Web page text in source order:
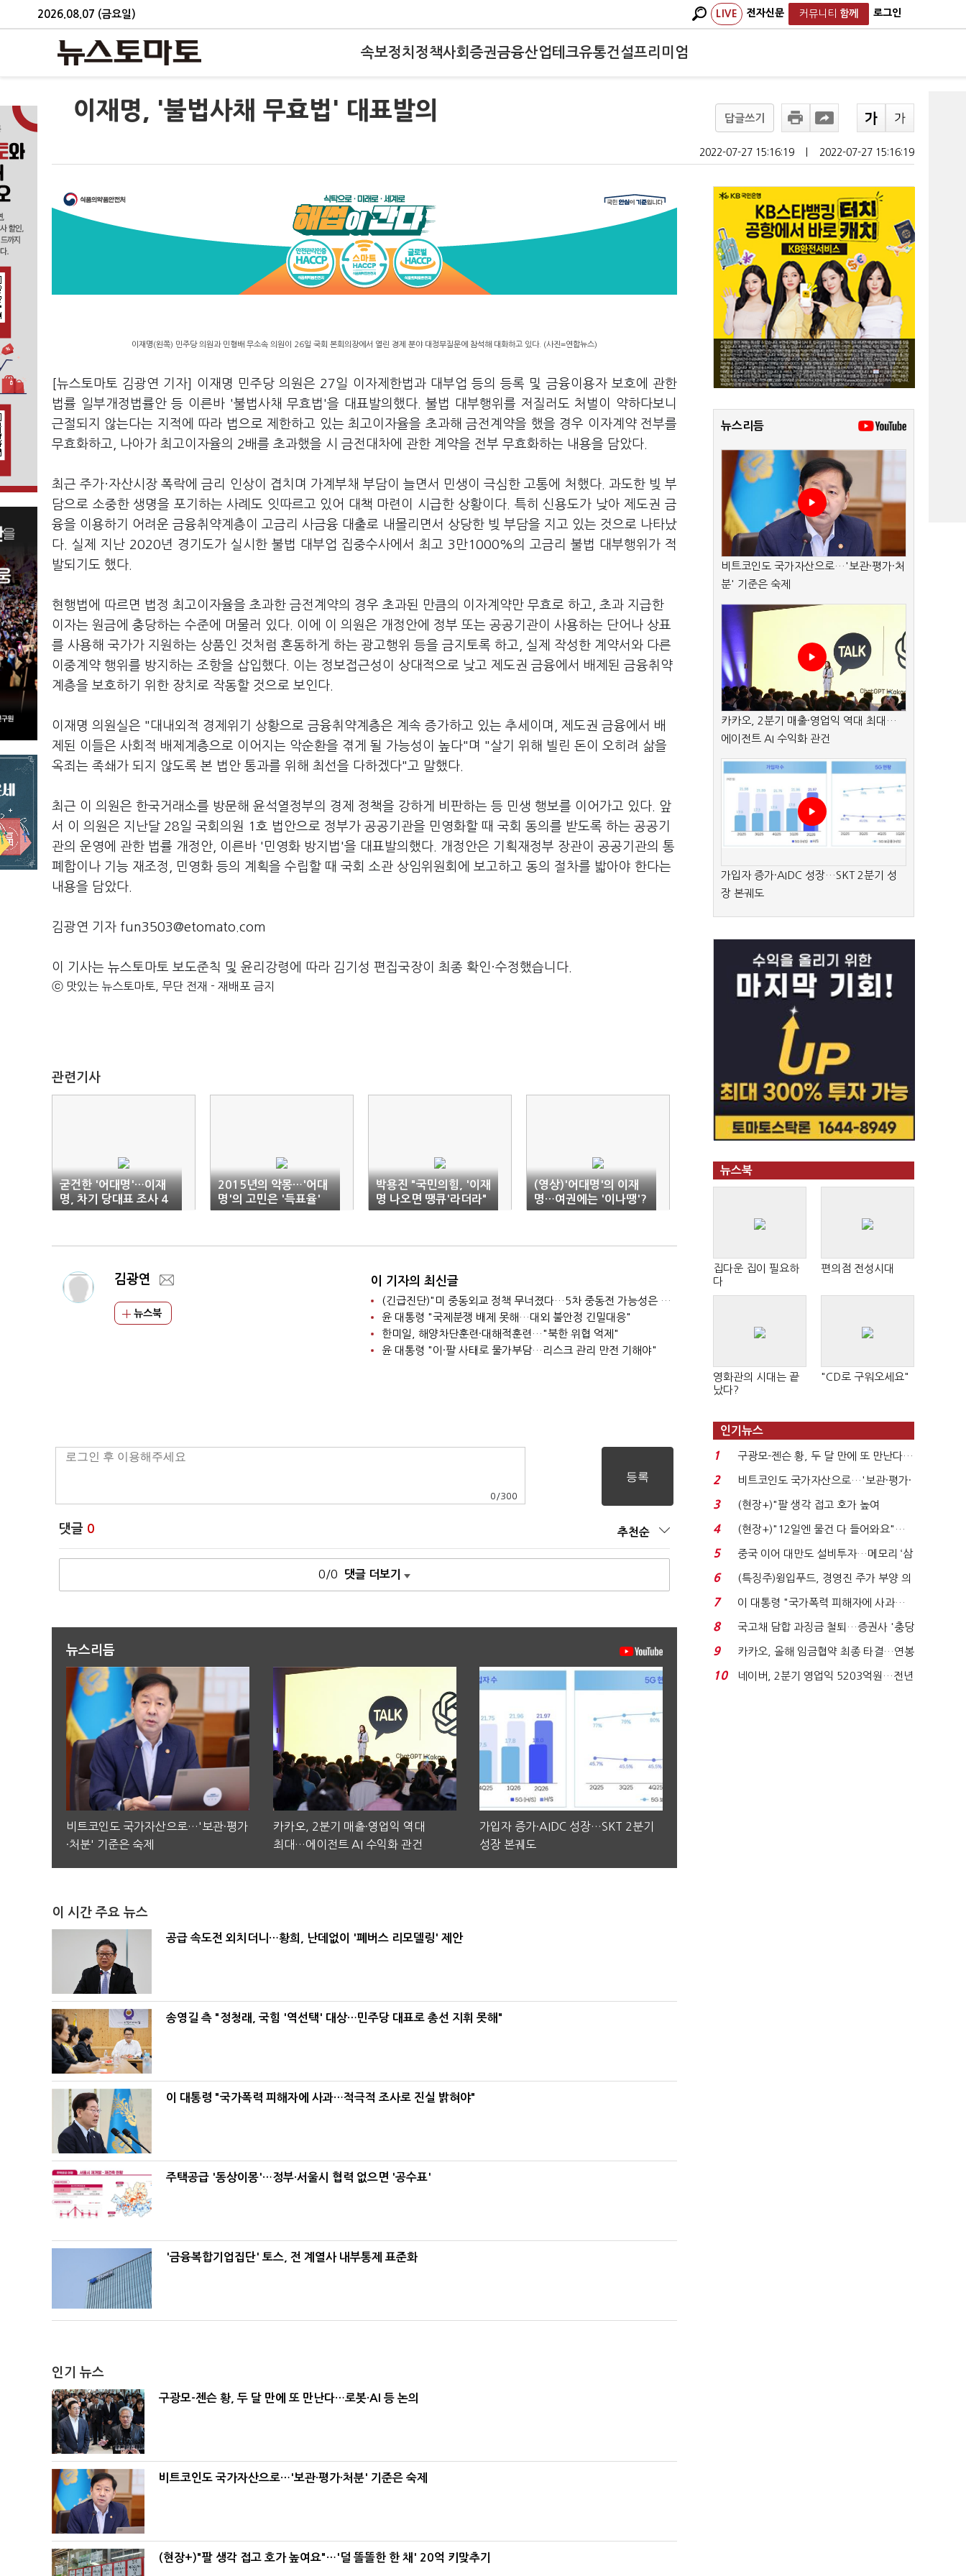
2026.08.07 (금요일) LIVE 전자신문 커뮤니티 함께 로그인
속보정치 정책사회 증권금융산업테크유통건설프리미엄
이재명, '불법사채 무효법' 대표발의 답글쓰기
2022-07-27 15:16:19 2022-07-27 15:16:19
이재명(왼쪽) 민주당 의원과 민형배 무소속 의원이 26일 국회 본회의장에서 열린 경제 분야 대정부질문에 참석해 대화하고 있다. (사진=연합뉴스)
[뉴스토마토 김광연 기자] 이재명 민주당 의원은 27일 이자제한법과 대부업 등의 등록 및 금융이용자 보호에 관한
법률 일부개정법률안 등 이른바 '불법사채 무효법'을 대표발의했다. 불법 대부행위를 저질러도 처벌이 약하다보니
근절되지 않는다는 지적에 따라 법으로 제한하고 있는 최고이자율을 초과해 금전계약을 했을 경우 이자계약 전부를
무효화하고, 나아가 최고이자율의 2배를 초과했을 시 금전대차에 관한 계약을 전부 무효화하는 내용을 담았다.
최근 주가·자산시장 폭락에 금리 인상이 겹치며 가계부채 부담이 늘면서 민생이 극심한 고통에 처했다. 과도한 빚 부
담으로 소중한 생명을 포기하는 사례도 잇따르고 있어 대책 마련이 시급한 상황이다. 특히 신용도가 낮아 제도권 금
융을 이용하기 어려운 금융취약계층이 고금리 사금융 대출로 내몰리면서 상당한 빚 부담을 지고 있는 것으로 나타났
다. 실제 지난 2020년 경기도가 실시한 불법 대부업 집중수사에서 최고 3만1000%의 고금리 불법 대부행위가 적
발되기도 했다.
현행법에 따르면 법정 최고이자율을 초과한 금전계약의 경우 초과된 만큼의 이자계약만 무효로 하고, 초과 지급한
이자는 원금에 충당하는 수준에 머물러 있다. 이에 이 의원은 개정안에 정부 또는 공공기관이 사용하는 단어나 상표
를 사용해 국가가 지원하는 상품인 것처럼 혼동하게 하는 광고행위 등을 금지토록 하고, 실제 작성한 계약서와 다른
이중계약 행위를 방지하는 조항을 삽입했다. 이는 정보접근성이 상대적으로 낮고 제도권 금융에서 배제된 금융취약
계층을 보호하기 위한 장치로 작동할 것으로 보인다.
이재명 의원실은 "대내외적 경제위기 상황으로 금융취약계층은 계속 증가하고 있는 추세이며, 제도권 금융에서 배
제된 이들은 사회적 배제계층으로 이어지는 악순환을 겪게 될 가능성이 높다"며 "살기 위해 빌린 돈이 오히려 삶을
옥죄는 족쇄가 되지 않도록 본 법안 통과를 위해 최선을 다하겠다"고 말했다.
최근 이 의원은 한국거래소를 방문해 윤석열정부의 경제 정책을 강하게 비판하는 등 민생 행보를 이어가고 있다. 앞
서 이 의원은 지난달 28일 국회의원 1호 법안으로 정부가 공공기관을 민영화할 때 국회 동의를 받도록 하는 공공기
관의 운영에 관한 법률 개정안, 이른바 '민영화 방지법'을 대표발의했다. 개정안은 기획재정부 장관이 공공기관의 통
폐합이나 기능 재조정, 민영화 등의 계획을 수립할 때 국회 소관 상임위원회에 보고하고 동의 절차를 밟아야 한다는
내용을 담았다.
김광연 기자 fun3503@etomato.com
이 기사는 뉴스토마토 보도준칙 및 윤리강령에 따라 김기성 편집국장이 최종 확인·수정했습니다.
ⓒ 맛있는 뉴스토마토, 무단 전재 - 재배포 금지
관련기사
굳건한 '어대명'…이재
명, 차기 당대표 조사 4
2.7% '독주'
2015년의 악몽…'어대
명'의 고민은 '득표율'
박용진 "국민의힘, '이재
명 나오면 땡큐'라더라"
(영상)'어대명'의 이재
명…여권에는 '이나땡'?
김광연
뉴스북
이 기자의 최신글
(긴급진단)"미 중동외교 정책 무너졌다…5차 중동전 가능성은 낮아"
윤 대통령 "국제분쟁 배제 못해…대외 불안정 긴밀대응"
한미일, 해양차단훈련·대해적훈련…"북한 위협 억제"
윤 대통령 "이·팔 사태로 물가부담…리스크 관리 만전 기해야"
0 /300
댓글 0 추천순
0/0 댓글 더보기
뉴스리듬
비트코인도 국가자산으로…'보관·평가
·처분' 기준은 숙제
카카오, 2분기 매출·영업익 역대
최대…에이전트 AI 수익화 관건
가입자 증가·AIDC 성장…SKT 2분기
성장 본궤도
이 시간 주요 뉴스
공급 속도전 외치더니…황희, 난데없이 '폐버스 리모델링' 제안
송영길 측 "정청래, 국힘 '역선택' 대상…민주당 대표로 총선 지휘 못해"
이 대통령 "국가폭력 피해자에 사과…적극적 조사로 진실 밝혀야"
주택공급 '동상이몽'…정부·서울시 협력 없으면 '공수표'
'금융복합기업집단' 토스, 전 계열사 내부통제 표준화
인기 뉴스
구광모-젠슨 황, 두 달 만에 또 만난다…로봇·AI 등 논의
비트코인도 국가자산으로…'보관·평가·처분' 기준은 숙제
(현장+)"팔 생각 접고 호가 높여요"…'덜 똘똘한 한 채' 20억 키맞추기
뉴스리듬
비트코인도 국가자산으로…'보관·평가·처
분' 기준은 숙제
카카오, 2분기 매출·영업익 역대 최대…
에이전트 AI 수익화 관건
가입자 증가·AIDC 성장…SKT 2분기 성
장 본궤도
뉴스북
집다운 집이 필요하
다
편의점 전성시대
영화관의 시대는 끝
났다?
"CD로 구워오세요"
인기뉴스
1
구광모-젠슨 황, 두 달 만에 또 만난다…
로봇·AI 등 논...
2
비트코인도 국가자산으로…'보관·평가·
처분' 기준은 ...
3
(현장+)"팔 생각 접고 호가 높여
요"…'덜 똘똘한 한 채' 20...
4
(현장+)"12일엔 물건 다 들어와요"…
빈 매대 채우며 문 연 ...
5
중국 이어 대만도 설비투자…메모리 ‘삼
국전쟁’
6
(특징주)윙입푸드, 경영진 주가 부양 의
지에 상한가...
7
이 대통령 "국가폭력 피해자에 사과…
적극적 조사로 진...
8
국고채 담합 과징금 철퇴…증권사 '충당
금 폭탄' 우려...
9
카카오, 올해 임금협약 최종 타결…연봉
6.3% 인상·격려...
10
네이버, 2분기 영업익 5203억원…전년